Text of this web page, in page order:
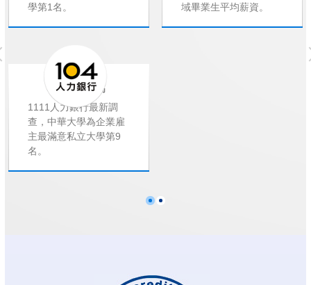
學第1名。
域畢業生平均薪資。
企業滿意度高
1111人力銀行最新調
查，中華大學為企業雇
主最滿意私立大學第9
名。